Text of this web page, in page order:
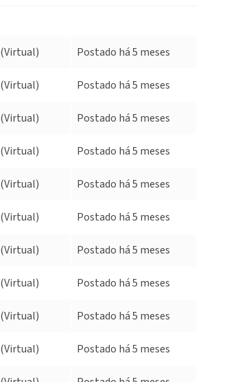
(Virtual) Postado há 5 meses
(Virtual) Postado há 5 meses
(Virtual) Postado há 5 meses
(Virtual) Postado há 5 meses
(Virtual) Postado há 5 meses
(Virtual) Postado há 5 meses
(Virtual) Postado há 5 meses
(Virtual) Postado há 5 meses
(Virtual) Postado há 5 meses
(Virtual) Postado há 5 meses